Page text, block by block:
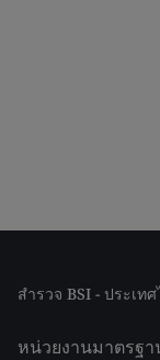
สำรวจ BSI - ประเทศ
หน่วยงานมาตรฐ